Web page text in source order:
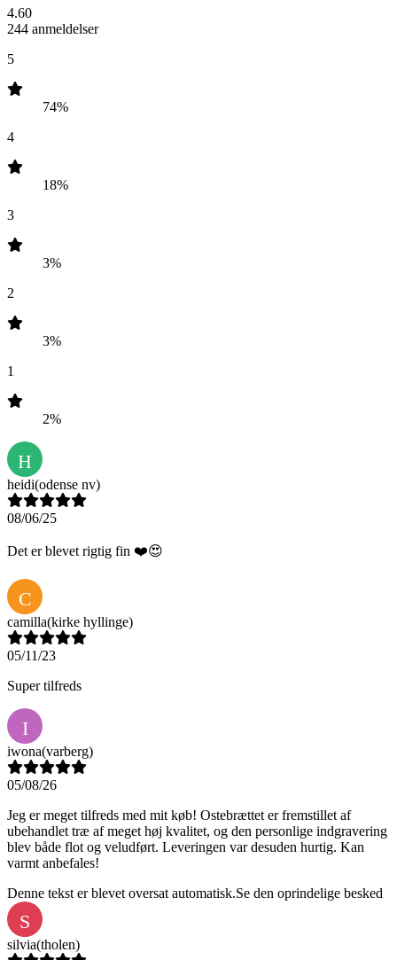
4.60
244 anmeldelser
5
74%
4
18%
3
3%
2
3%
1
2%
H
heidi(odense nv)
08/06/25
Det er blevet rigtig fin ❤️😍
C
camilla(kirke hyllinge)
05/11/23
Super tilfreds
I
iwona(varberg)
05/08/26
Jeg er meget tilfreds med mit køb! Ostebrættet er fremstillet af
ubehandlet træ af meget høj kvalitet, og den personlige indgravering
blev både flot og veludført. Leveringen var desuden hurtig. Kan
varmt anbefales!
Denne tekst er blevet oversat automatisk.Se den oprindelige besked
S
silvia(tholen)